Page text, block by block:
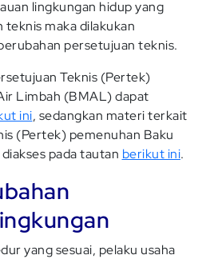
lingkungan hidup yang
maka dilakukan
persetujuan teknis.
Teknis (Pertek)
Limbah (BMAL) dapat
ini, sedangkan materi terkait
(Pertek) pemenuhan Baku
pada tautan berikut ini.
yang sesuai, pelaku usaha